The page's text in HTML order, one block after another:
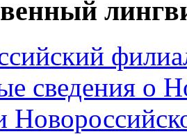
сведения о